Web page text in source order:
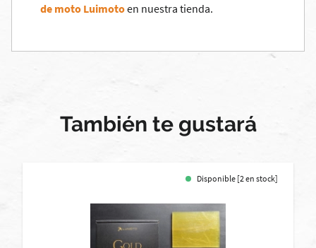
de moto Luimotoen nuestra tienda.
También te gustará
Disponible [2 en stock]